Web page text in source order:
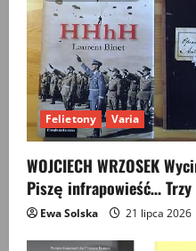
Felietony Varia
WOJCIECH WRZOSEK
Piszę infrapowieść…
Ewa Solska 21 lipca 2026